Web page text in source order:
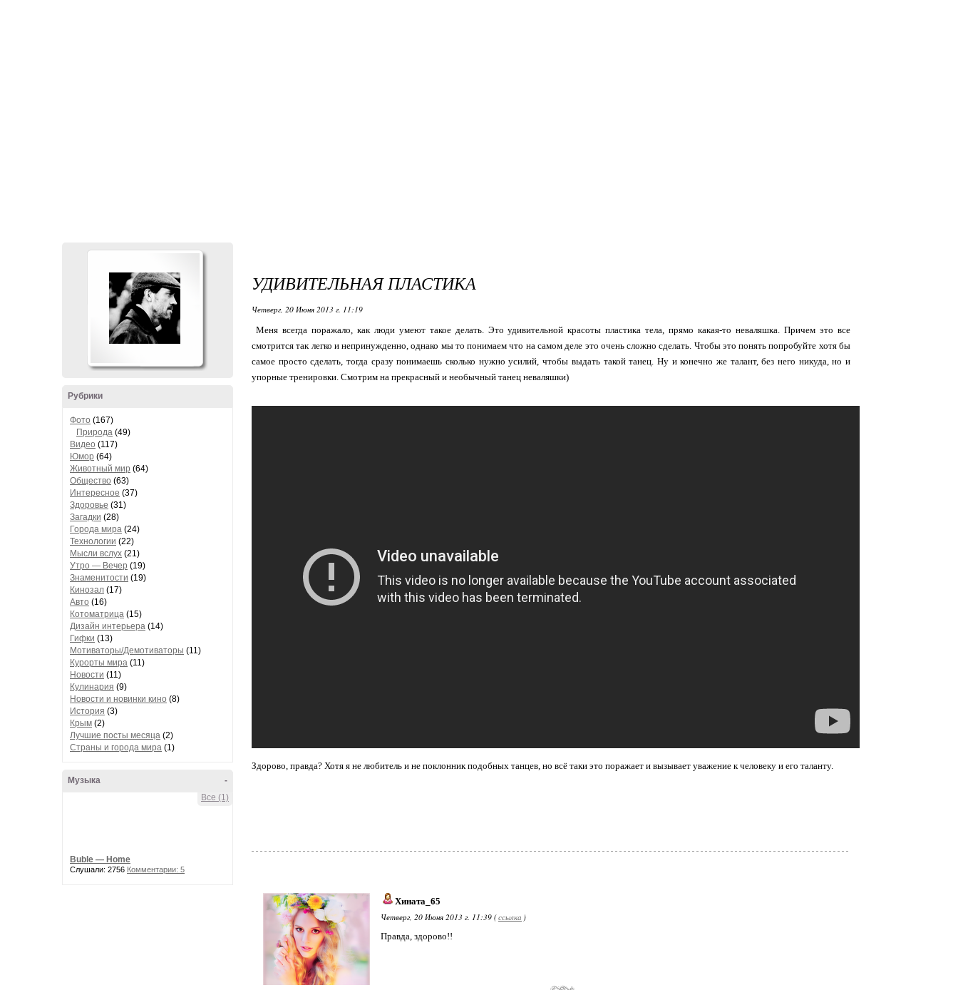
Рубрики
Фото (167)
Природа (49)
Видео (117)
Юмор (64)
Животный мир (64)
Общество (63)
Интересное (37)
Здоровье (31)
Загадки (28)
Города мира (24)
Технологии (22)
Мысли вслух (21)
Утро — Вечер (19)
Знаменитости (19)
Кинозал (17)
Авто (16)
Котоматрица (15)
Дизайн интерьера (14)
Гифки (13)
Мотиваторы/Демотиваторы (11)
Курорты мира (11)
Новости (11)
Кулинария (9)
Новости и новинки кино (8)
История (3)
Крым (2)
Лучшие посты месяца (2)
Страны и города мира (1)
-
Музыка
Все (1)
Buble — Home
Слушали: 2756 Комментарии: 5
УДИВИТЕЛЬНАЯ ПЛАСТИКА
Четверг, 20 Июня 2013 г. 11:19
Меня всегда поражало, как люди умеют такое делать. Это удивительной красоты пластика тела, прямо какая-то неваляшка. Причем это все
смотрится так легко и непринужденно, однако мы то понимаем что на самом деле это очень сложно сделать. Чтобы это понять попробуйте хотя бы
самое просто сделать, тогда сразу понимаешь сколько нужно усилий, чтобы выдать такой танец. Ну и конечно же талант, без него никуда, но и
упорные тренировки. Смотрим на прекрасный и необычный танец неваляшки)
Здорово, правда? Хотя я не любитель и не поклонник подобных танцев, но всё таки это поражает и вызывает уважение к человеку и его таланту.
Хината_65
Четверг, 20 Июня 2013 г. 11:39 (ссылка )
Правда, здорово!!